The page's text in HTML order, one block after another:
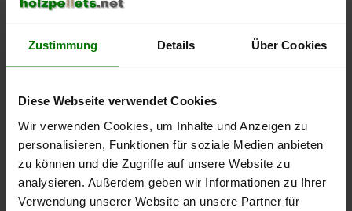
Zustimmung Details Über Cookies
Diese Webseite verwendet Cookies
Wir verwenden Cookies, um Inhalte und Anzeigen zu
personalisieren, Funktionen für soziale Medien anbieten
zu können und die Zugriffe auf unsere Website zu
analysieren. Außerdem geben wir Informationen zu Ihrer
Verwendung unserer Website an unsere Partner für
lose Ware Sackware
September
Januar
Mai
250 €
400 €
450 €